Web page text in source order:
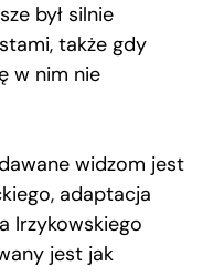
był silnie
także gdy
w nim nie
widzom jest
adaptacja
Irzykowskiego
jest jak